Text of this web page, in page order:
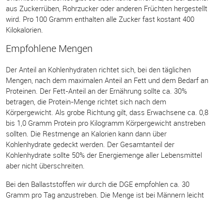
aus Zuckerrüben, Rohrzucker oder anderen Früchten hergestellt
wird. Pro 100 Gramm enthalten alle Zucker fast kostant 400
Kilokalorien.
Empfohlene Mengen
Der Anteil an Kohlenhydraten richtet sich, bei den täglichen
Mengen, nach dem maximalen Anteil an Fett und dem Bedarf an
Proteinen. Der Fett-Anteil an der Ernährung sollte ca. 30%
betragen, die Protein-Menge richtet sich nach dem
Körpergewicht. Als grobe Richtung gilt, dass Erwachsene ca. 0,8
bis 1,0 Gramm Protein pro Kilogramm Körpergewicht anstreben
sollten. Die Restmenge an Kalorien kann dann über
Kohlenhydrate gedeckt werden. Der Gesamtanteil der
Kohlenhydrate sollte 50% der Energiemenge aller Lebensmittel
aber nicht überschreiten.
Bei den Ballaststoffen wir durch die DGE empfohlen ca. 30
Gramm pro Tag anzustreben. Die Menge ist bei Männern leicht